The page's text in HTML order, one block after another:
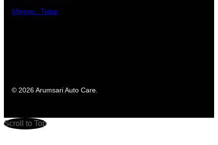
Minggu : Tutup
© 2026 Arumsari Auto Care.
Scroll to Top